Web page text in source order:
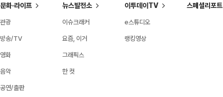
문화·라이프
관광
방송/TV
영화
음악
공연/출판
뉴스발전소
이슈크래커
요즘, 이거
그래픽스
한 컷
이투데이TV
e스튜디오
랭킹영상
스페셜리포트